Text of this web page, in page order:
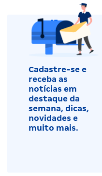
Cadastre-se e
receba as
notícias em
destaque da
semana, dicas,
novidades e
muito mais.